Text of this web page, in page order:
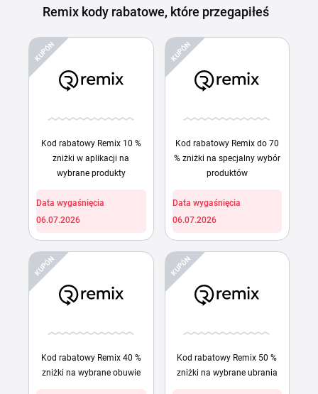
Remix kody rabatowe, które przegapiłeś
KUPÓN
Kod rabatowy Remix 10 %
zniżki w aplikacji na
wybrane produkty
Data wygaśnięcia
06.07.2026
KUPÓN
Kod rabatowy Remix do 70
% zniżki na specjalny wybór
produktów
Data wygaśnięcia
06.07.2026
KUPÓN
Kod rabatowy Remix 40 %
zniżki na wybrane obuwie
KUPÓN
Kod rabatowy Remix 50 %
zniżki na wybrane ubrania